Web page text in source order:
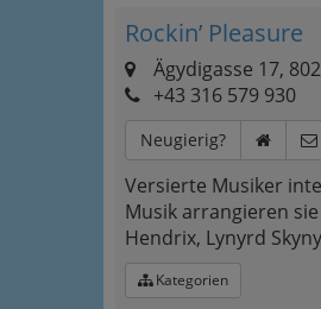
Rockin’ Pleasure
Ägydigasse 17,
+43 316 579 930
Neugierig?
Versierte Musiker
Musik arrangieren
Hendrix, Lynyrd
Kategorien